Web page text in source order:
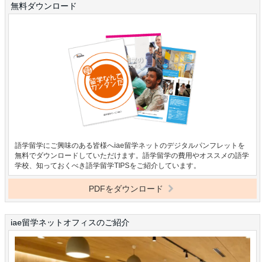
無料ダウンロード
語学留学にご興味のある皆様へiae留学ネットのデジタルパンフレットを
無料でダウンロードしていただけます。語学留学の費用やオススメの語学
学校、知っておくべき語学留学TIPSをご紹介しています。
PDFをダウンロード
iae留学ネットオフィスのご紹介